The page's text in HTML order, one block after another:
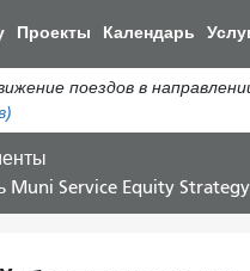
Проекты Календарь
поездов в направлении
Service Equity